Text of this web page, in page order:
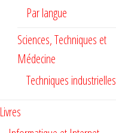
Par langue
Sciences, Techniques et
Médecine
Techniques industrielles
Livres